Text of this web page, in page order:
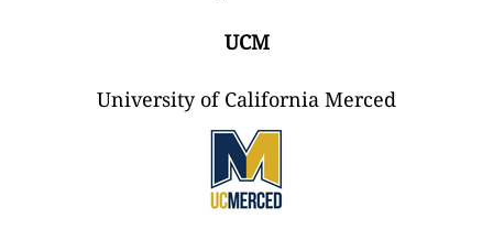
UCM
University of California Merced